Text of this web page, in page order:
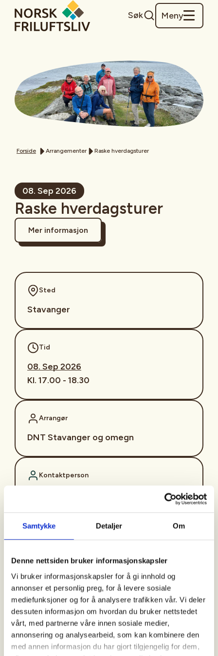
Samtykke Detaljer Om
Denne nettsiden bruker informasjonskapsler
Vi bruker informasjonskapsler for å gi innhold og
annonser et personlig preg, for å levere sosiale
mediefunksjoner og for å analysere trafikken vår. Vi deler
dessuten informasjon om hvordan du bruker nettstedet
vårt, med partnerne våre innen sosiale medier,
annonsering og analysearbeid, som kan kombinere den
med annen informasjon du har gjort tilgjengelig for dem,
Søk Meny
Forside Arrangementer Raske hverdagsturer
08. Sep 2026
Raske hverdagsturer
Mer informasjon
Sted
Stavanger
Tid
08. Sep 2026
Kl. 17.00 - 18.30
Arrangør
DNT Stavanger og omegn
Kontaktperson
kristine.helland@dnt.no
utgangspunkt fra én av innfallsportene til lokale turområder.
Vi går en tur på 1,5 til 2 timer i «raskt» tempo. Det vil si raskt
nok til at du blir litt svett på ryggen.
Målgruppa for turen er deg som er pluss/minus 60 år, og som
ønsker en ettermiddagstur i et greit tempo. Det er selvfølgelig
også åpent for de som er yngre og eldre enn 60 år.
Frammøte:
Gausel stasjon
Turledere: